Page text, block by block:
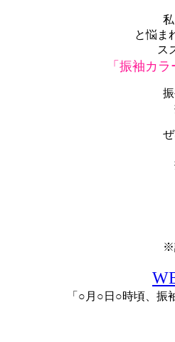
と悩ま
ス
「振袖カ
※
「○月○日○時頃、